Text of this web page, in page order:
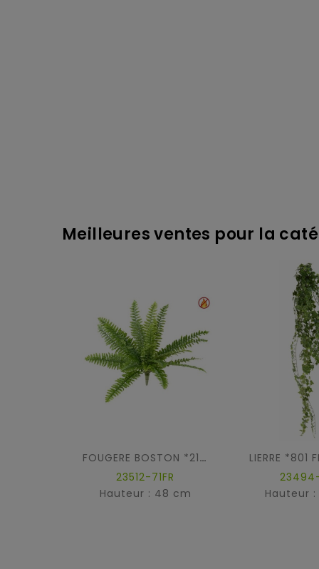
Meilleures ventes pour la
FOUGERE BOSTON *21 FR - Fire Resistant
23512-71FR
Hauteur : 48 cm
23494-
Hauteur :